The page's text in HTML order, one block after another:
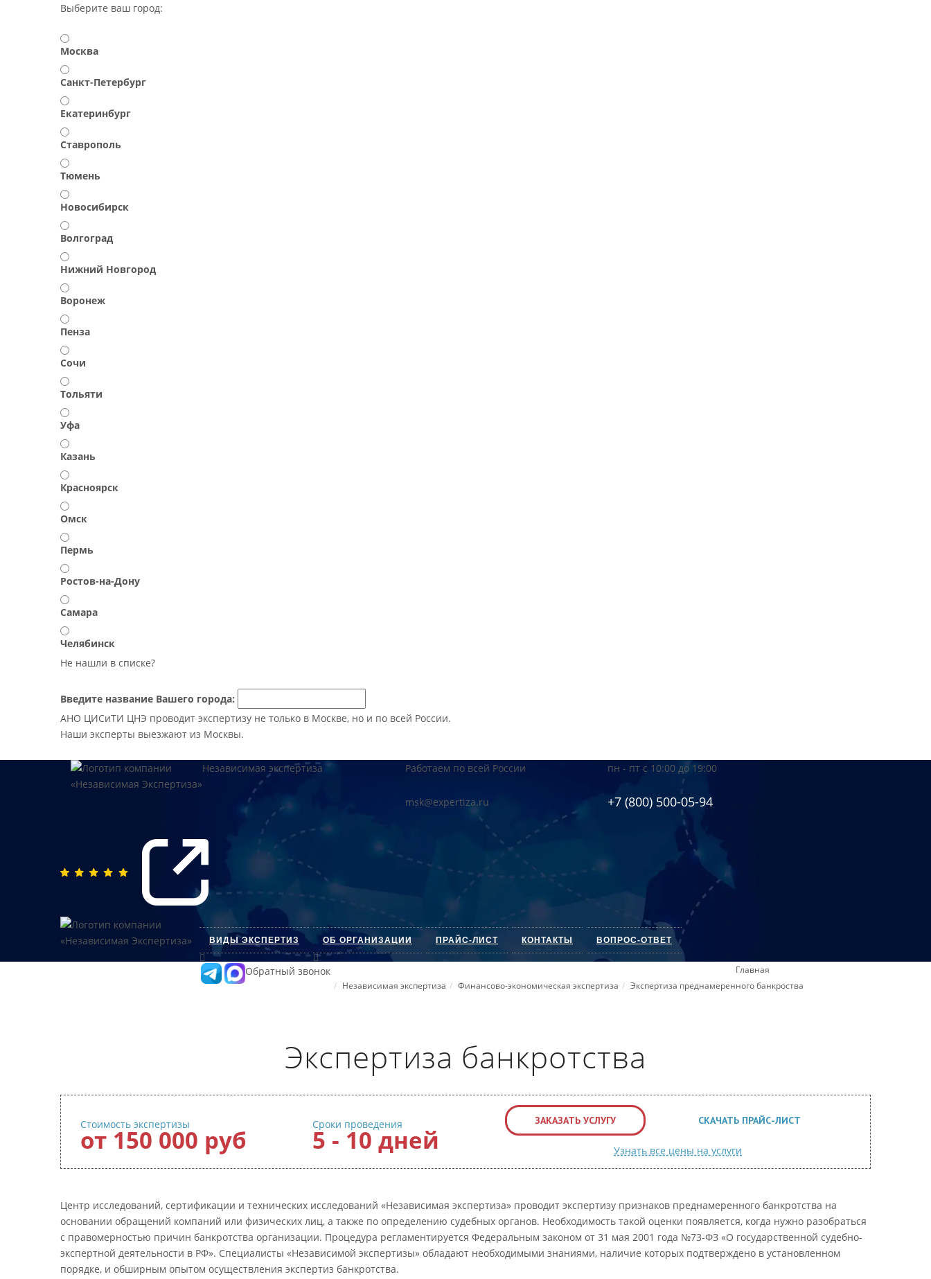
Выберите ваш город:
Москва
Санкт-Петербург
Екатеринбург
Ставрополь
Тюмень
Новосибирск
Волгоград
Нижний Новгород
Воронеж
Пенза
Сочи
Тольяти
Уфа
Казань
Красноярск
Омск
Пермь
Ростов-на-Дону
Самара
Челябинск
Не нашли в списке?
Введите название Вашего города:
АНО ЦИСиТИ ЦНЭ проводит экспертизу не только в Москве, но и по всей России.
Наши эксперты выезжают из Москвы.
Независимая экспертиза Работаем по всей России
msk@expertiza.ru
пн - пт с 10:00 до 19:00
+7 (800) 500-05-94
ВИДЫ ЭКСПЕРТИЗ ОБ ОРГАНИЗАЦИИ ПРАЙС-ЛИСТ КОНТАКТЫ ВОПРОС-ОТВЕТ
Обратный звонок
Главная
Независимая экспертиза
Финансово-экономическая экспертиза Экспертиза преднамеренного банкроства
Экспертиза банкротства
Стоимость экспертизы
от 150 000 руб
Сроки проведения
5 - 10 дней
ЗАКАЗАТЬ УСЛУГУ СКАЧАТЬ ПРАЙС-ЛИСТ
Узнать все цены на услуги
Центр исследований, сертификации и технических исследований «Независимая экспертиза» проводит экспертизу признаков преднамеренного банкротства на
основании обращений компаний или физических лиц, а также по определению судебных органов. Необходимость такой оценки появляется, когда нужно разобраться
с правомерностью причин банкротства организации. Процедура регламентируется Федеральным законом от 31 мая 2001 года №73-ФЗ «О государственной судебно-
экспертной деятельности в РФ». Специалисты «Независимой экспертизы» обладают необходимыми знаниями, наличие которых подтверждено в установленном
порядке, и обширным опытом осуществления экспертиз банкротства.